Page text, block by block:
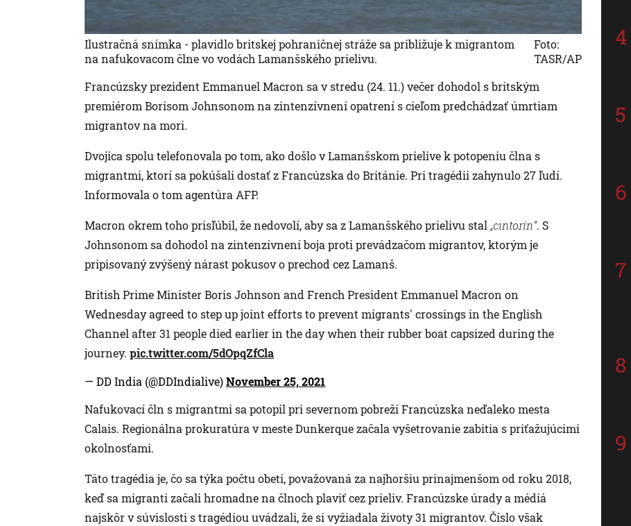
Ilustračná snímka - plavidlo britskej pohraničnej stráže sa približuje k migrantom
na nafukovacom člne vo vodách Lamanšského prielivu.
Foto:
TASR/AP
Francúzsky prezident Emmanuel Macron sa v stredu (24. 11.) večer dohodol s britským
premiérom Borisom Johnsonom na zintenzívnení opatrení s cieľom predchádzať úmrtiam
migrantov na mori.
Dvojica spolu telefonovala po tom, ako došlo v Lamanšskom prielive k potopeniu člna s
migrantmi, ktorí sa pokúšali dostať z Francúzska do Británie. Pri tragédii zahynulo 27 ľudí.
Informovala o tom agentúra AFP.
Macron okrem toho prisľúbil, že nedovolí, aby sa z Lamanšského prielivu stal „cintorín“. S
Johnsonom sa dohodol na zintenzívnení boja proti prevádzačom migrantov, ktorým je
pripisovaný zvýšený nárast pokusov o prechod cez Lamanš.
British Prime Minister Boris Johnson and French President Emmanuel Macron on
Wednesday agreed to step up joint efforts to prevent migrants' crossings in the English
Channel after 31 people died earlier in the day when their rubber boat capsized during the
journey. pic.twitter.com/5dOpqZfCla
— DD India (@DDIndialive)November 25, 2021
Nafukovací čln s migrantmi sa potopil pri severnom pobreží Francúzska neďaleko mesta
Calais. Regionálna prokuratúra v meste Dunkerque začala vyšetrovanie zabitia s priťažujúcimi
okolnosťami.
Táto tragédia je, čo sa týka počtu obetí, považovaná za najhoršiu prinajmenšom od roku 2018,
keď sa migranti začali hromadne na člnoch plaviť cez prieliv. Francúzske úrady a médiá
najskôr v súvislosti s tragédiou uvádzali, že si vyžiadala životy 31 migrantov. Číslo však